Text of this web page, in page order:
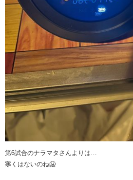
第6試合のナラマタさんよりは…
寒くはないのね🥶